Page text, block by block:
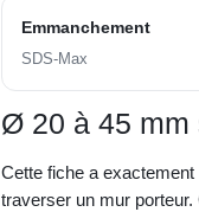
Emmanchement
SDS-Max
Ø 20 à 45 mm
Cette fiche a
traverser un mur